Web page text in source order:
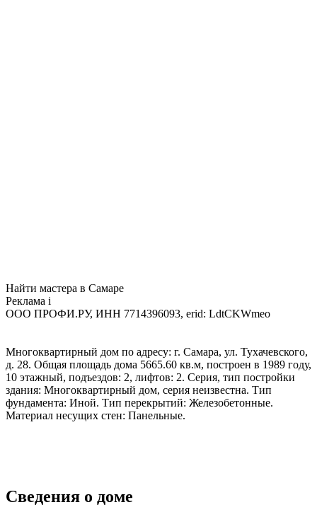
Найти мастера в Самаре
Реклама i
ООО ПРОФИ.РУ, ИНН 7714396093, erid: LdtCKWmeo
Многоквартирный дом по адресу: г. Самара, ул. Тухачевского,
д. 28. Общая площадь дома 5665.60 кв.м, построен в 1989 году,
10 этажный, подъездов: 2, лифтов: 2. Серия, тип постройки
здания: Многоквартирный дом, серия неизвестна. Тип
фундамента: Иной. Тип перекрытий: Железобетонные.
Материал несущих стен: Панельные.
Сведения о доме